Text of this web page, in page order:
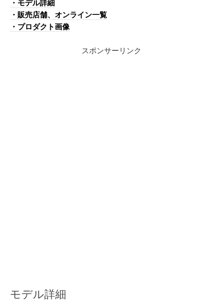
・モデル詳細
・販売店舗、オンライン一覧
・プロダクト画像
スポンサーリンク
モデル詳細